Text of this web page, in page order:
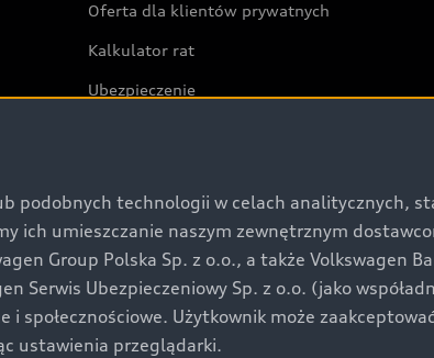
Oferta dla klientów prywatnych
Kalkulator rat
Ubezpieczenie
Audi exclusive
Świat Audi
Aktualności i historie postępu
podobnych technologii w celach analitycznych,
ich umieszczanie naszym zewnętrznym
Group Polska Sp. z o.o., a także Volkswagen
Serwis Ubezpieczeniowy Sp. z o.o. (jako
i społecznościowe. Użytkownik może
ustawienia przeglądarki.